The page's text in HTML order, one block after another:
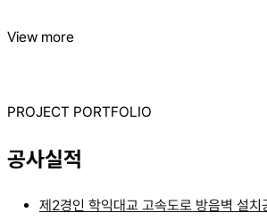
View more
PROJECT PORTFOLIO
공사실적
제2경인 학익대교 고속도로 방음벽 설치